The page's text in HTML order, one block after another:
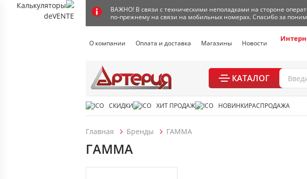
ВАЖНО! В связи с техническими неполадками на стороне
по-прежнему на связи на мобильных номерах. Спасибо за
О компании Оплата и доставка Магазины Новости
КАТАЛОГ
СКИДКИ ХИТ ПРОДАЖ НОВИНКИРАСПРОДАЖА
Главная Бренды ГАММА
ГАММА